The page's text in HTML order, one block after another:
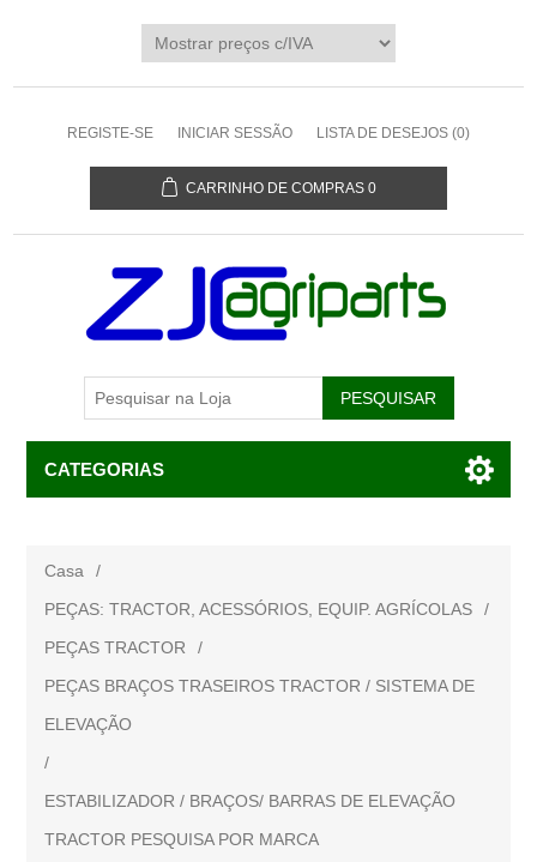
REGISTE-SE INICIAR SESSÃO LISTA DE DESEJOS (0)
CARRINHO DE COMPRAS 0
CATEGORIAS
Casa
/
PEÇAS: TRACTOR, ACESSÓRIOS, EQUIP. AGRÍCOLAS
/
PEÇAS TRACTOR
/
PEÇAS BRAÇOS TRASEIROS TRACTOR / SISTEMA DE
ELEVAÇÃO
/
ESTABILIZADOR / BRAÇOS/ BARRAS DE ELEVAÇÃO
TRACTOR PESQUISA POR MARCA